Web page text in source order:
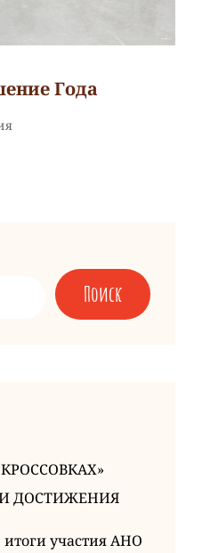
Года
Поиск
ДОСТИЖЕНИЯ
участия АНО